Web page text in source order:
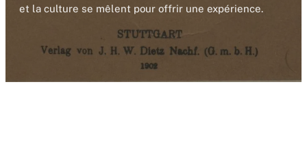
et la culture se mêlent pour offrir une expérience.